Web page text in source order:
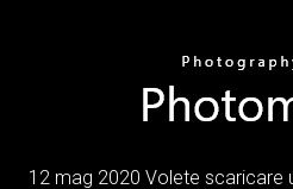
12 mag 2020 Volete scaricare